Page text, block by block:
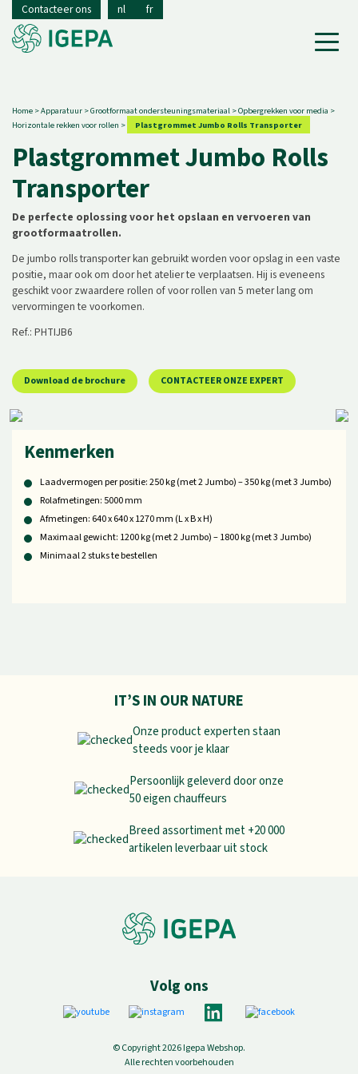
Contacteer ons nl fr
Home > Apparatuur >Grootformaat ondersteuningsmateriaal >Opbergrekken voor media >
Horizontale rekken voor rollen >
Plastgrommet Jumbo Rolls Transporter
Plastgrommet Jumbo Rolls
Transporter
De perfecte oplossing voor het opslaan en vervoeren van
grootformaatrollen.
De jumbo rolls transporter kan gebruikt worden voor opslag in een vaste
positie, maar ook om door het atelier te verplaatsen. Hij is eveneens
geschikt voor zwaardere rollen of voor rollen van 5 meter lang om
vervormingen te voorkomen.
Ref.: PHTIJB6
Download de brochure CONTACTEER ONZE EXPERT
Kenmerken
Laadvermogen per positie: 250 kg (met 2 Jumbo) – 350 kg (met 3 Jumbo)
Rolafmetingen: 5000 mm
Afmetingen: 640 x 640 x 1270 mm (L x B x H)
Maximaal gewicht: 1200 kg (met 2 Jumbo) – 1800 kg (met 3 Jumbo)
Minimaal 2 stuks te bestellen
IT’S IN OUR NATURE
Onze product experten staan
steeds voor je klaar
Persoonlijk geleverd door onze
50 eigen chauffeurs
Breed assortiment met +20 000
artikelen leverbaar uit stock
Volg ons
© Copyright 2026 Igepa Webshop.
Alle rechten voorbehouden